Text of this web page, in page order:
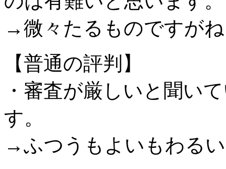
→微々たるものですが
【普通の評判】
・審査が厳しいと聞い
す。
→ふつうもよいもわる